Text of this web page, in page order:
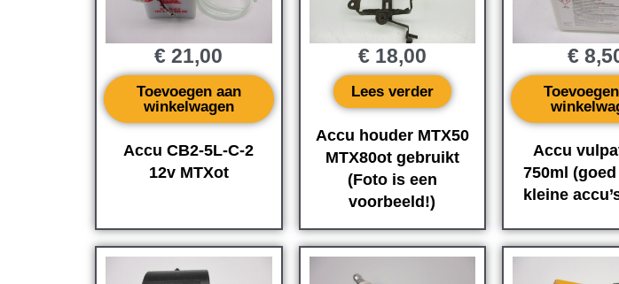
Accu CB2-5L-C-2
12v MTXot
€ 21,00
Toevoegen aan
winkelwagen
Accu houder MTX50
MTX80ot gebruikt
(Foto is een
voorbeeld!)
€18,00
Lees verder
Accu
750ml
kleine
€